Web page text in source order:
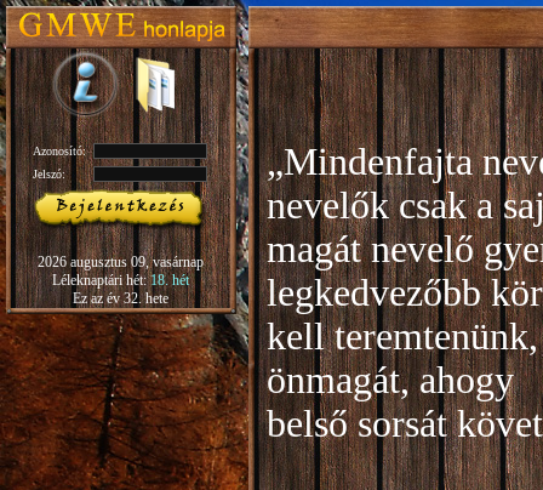
Azonosító:
Jelszó:
2026 augusztus 09, vasárnap
Léleknaptári hét:18. hét
Ez az év 32. hete
„Mindenfajta
nevelők csak a
magát nevelő
legkedvezőbb
kell
önmagát, ahogy
belső sorsát